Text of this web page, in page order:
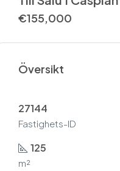
€155,000
Översikt
27144
Fastighets-ID
125
m²